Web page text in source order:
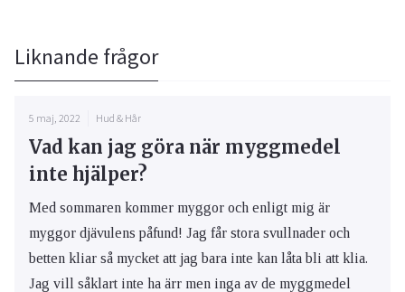
Liknande frågor
5 maj, 2022 Hud & Hår
Vad kan jag göra när myggmedel
inte hjälper?
Med sommaren kommer myggor och enligt mig är
myggor djävulens påfund! Jag får stora svullnader och
betten kliar så mycket att jag bara inte kan låta bli att klia.
Jag vill såklart inte ha ärr men inga av de myggmedel